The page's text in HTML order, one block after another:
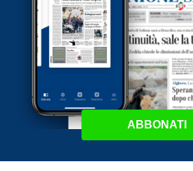
ABBONATI